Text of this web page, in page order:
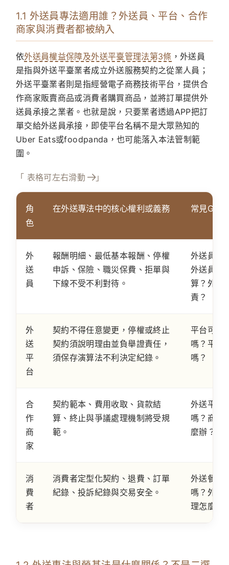
1.1 外送員專法適用誰？外送員、平台、合作
商家與消費者都被納入
依外送員權益保障及外送平臺管理法第3條 ，外送員
是指與外送平臺業者成立外送服務契約之從業人員；
外送平臺業者則是指經營電子商務技術平台，提供合
作商家販賣商品或消費者購買商品，並將訂單提供外
送員承接之業者。也就是說，只要業者透過APP把訂
單交給外送員承接，即使平台名稱不是大眾熟知的
Uber Eats或foodpanda，也可能落入本法管制範
圍。
「 表格可左右滑動 」
角
色
在外送專法中的核心權利或義務 常見
外
送
員
報酬明細、最低基本報酬、停權
申訴、保險、職災保費、拒單與
下線不受不利對待。
外送員被
外送員每
算？外送
責？
外
送
平
台
契約不得任意變更，停權或終止
契約須說明理由並負舉證責任，
須保存演算法不利決定紀錄。
平台可以
嗎？平台
嗎？
合
作
商
家
契約範本、費用收取、貨款結
算、終止與爭議處理機制將受規
範。
外送平台
嗎？商家
麼辦？
消
費
者
消費者定型化契約、退費、訂單
紀錄、投訴紀錄與交易安全。
外送餐點
嗎？外送
理怎麼辦